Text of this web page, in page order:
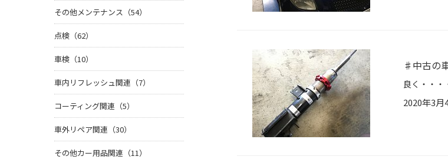
♯中古の
2020年3月
その他メンテナンス（54）
点検（62）
車検（10）
車内リフレッシュ関連（7）
コーティング関連（5）
車外リペア関連（30）
その他カー用品関連（11）